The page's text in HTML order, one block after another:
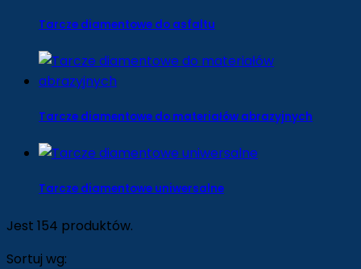
Tarcze diamentowe do asfaltu
Tarcze diamentowe do materiałów abrazyjnych
Tarcze diamentowe uniwersalne
Jest 154 produktów.
Sortuj wg: